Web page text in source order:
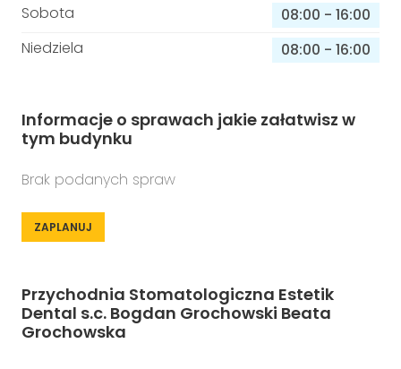
Sobota 08:00 - 16:00
Niedziela
08:00 - 16:00
Informacje o sprawach jakie załatwisz w
tym budynku
Brak podanych spraw
ZAPLANUJ
Przychodnia Stomatologiczna Estetik
Dental s.c. Bogdan Grochowski Beata
Grochowska